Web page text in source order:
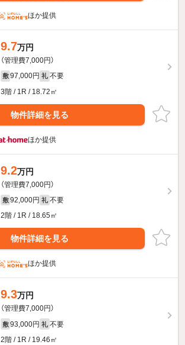
ほか提供
9.7万円
（管理費7,000円）
敷 97,000円 礼 不要
3階 / 1R / 18.72㎡
物件詳細を見る
ほか提供
9.2万円
（管理費7,000円）
敷 92,000円 礼 不要
2階 / 1R / 18.65㎡
物件詳細を見る
ほか提供
9.3万円
（管理費7,000円）
敷 93,000円 礼 不要
2階 / 1R / 19.46㎡